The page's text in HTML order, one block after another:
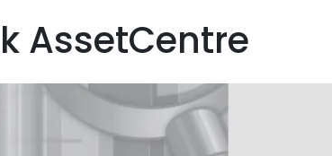
AssetCentre